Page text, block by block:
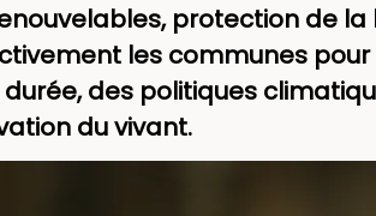
protection de
les communes
des politiques
du vivant.